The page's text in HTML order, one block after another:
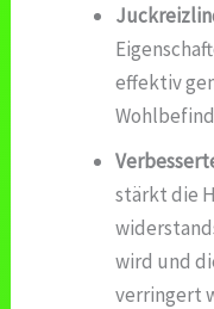
effektiv
stärkt die
wird und
verringert